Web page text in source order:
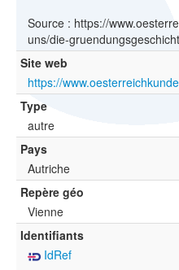
Source : https://
uns/die-
Site web
https://
Type
autre
Pays
Autriche
Repère géo
Vienne
Identifiants
IdRef